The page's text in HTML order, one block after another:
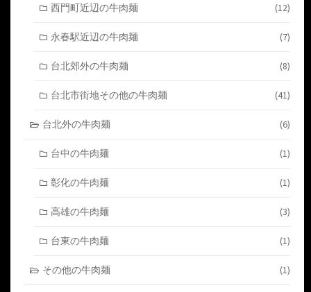
西門町近辺の牛肉麺 (12)
永春駅近辺の牛肉麺 (7)
台北郊外の牛肉麺 (8)
台北市街地その他の牛肉麺 (41)
台北外の牛肉麺 (6)
台中の牛肉麺 (1)
彰化の牛肉麺 (1)
高雄の牛肉麺 (3)
台東の牛肉麺 (1)
その他の牛肉麺 (1)